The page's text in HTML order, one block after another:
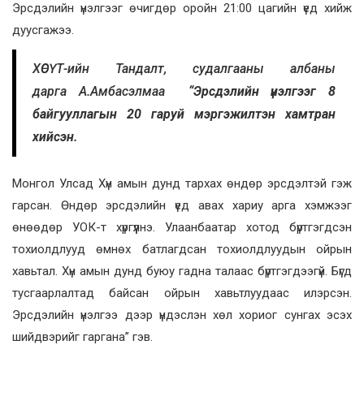
Эрсдэлийн үнэлгээг өчигдөр оройн 21:00 цагийн үед хийж
дуусгажээ.
ХӨСҮТ-ийн Тандалт, судалгааны албаны
дарга А.Амбасэлмаа“Эрсдэлийн үнэлгээг 8
байгууллагын 20 гаруй мэргэжилтэн хамтран
хийсэн.
Монгол Улсад Хүн амын дунд тархах өндөр эрсдэлтэй гэж
гарсан. Өндөр эрсдэлийн үед авах хариу арга хэмжээг
өнөөдөр УОК-т хүргүүлнэ. Улаанбаатар хотод бүртгэгдсэн
тохиолдлууд өмнөх батлагдсан тохиолдлуудын ойрын
хавьтал. Хүн амын дунд буюу гадна талаас бүртгэгдээгүй. Бүгд
тусгаарлалтад байсан ойрын хавьтлуудаас илэрсэн.
Эрсдэлийн үнэлгээ дээр үндэслэн хөл хориог сунгах эсэх
шийдвэрийг гаргана” гэв.